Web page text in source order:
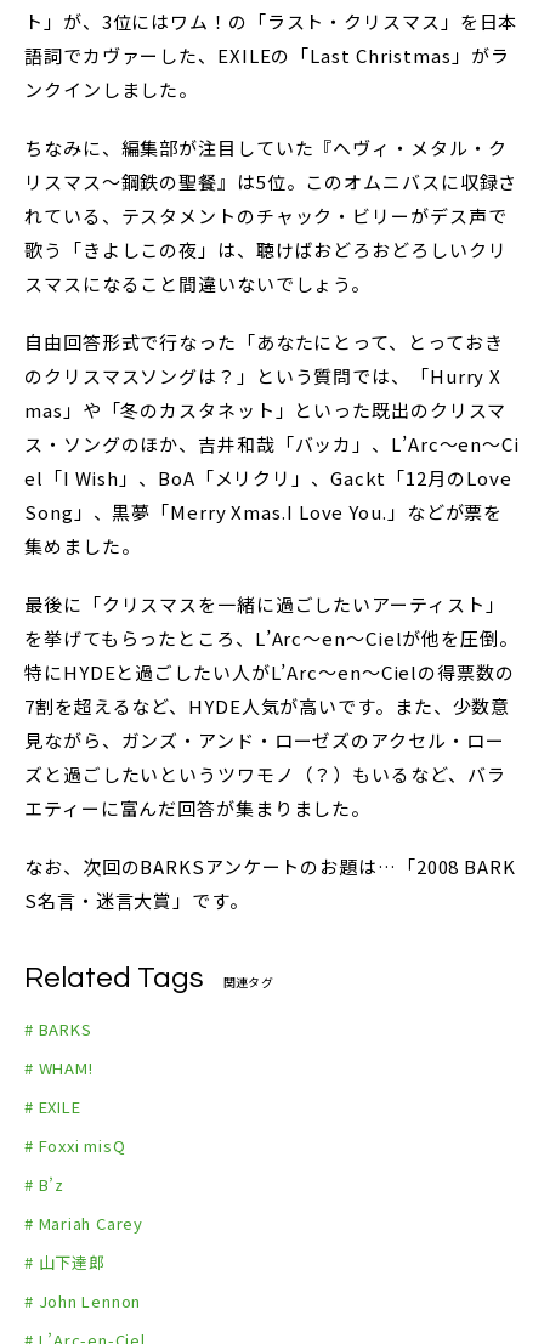
ト」が、3位にはワム！の「ラスト・クリスマス」を日本
語詞でカヴァーした、EXILEの「Last Christmas」がラ
ンクインしました。
ちなみに、編集部が注目していた『ヘヴィ・メタル・ク
リスマス～鋼鉄の聖餐』は5位。このオムニバスに収録さ
れている、テスタメントのチャック・ビリーがデス声で
歌う「きよしこの夜」は、聴けばおどろおどろしいクリ
スマスになること間違いないでしょう。
自由回答形式で行なった「あなたにとって、とっておき
のクリスマスソングは？」という質問では、「Hurry X
mas」や「冬のカスタネット」といった既出のクリスマ
ス・ソングのほか、吉井和哉「バッカ」、L’Arc～en～Ci
el「I Wish」、BoA「メリクリ」、Gackt「12月のLove
Song」、黒夢「Merry Xmas.I Love You.」などが票を
集めました。
最後に「クリスマスを一緒に過ごしたいアーティスト」
を挙げてもらったところ、L’Arc～en～Cielが他を圧倒。
特にHYDEと過ごしたい人がL’Arc～en～Cielの得票数の
7割を超えるなど、HYDE人気が高いです。また、少数意
見ながら、ガンズ・アンド・ローゼズのアクセル・ロー
ズと過ごしたいというツワモノ（？）もいるなど、バラ
エティーに富んだ回答が集まりました。
なお、次回のBARKSアンケートのお題は…「2008 BARK
S名言・迷言大賞」です。
Related Tags 関連タグ
# BARKS
# WHAM!
# EXILE
# Foxxi misQ
# B’z
# Mariah Carey
# 山下達郎
# John Lennon